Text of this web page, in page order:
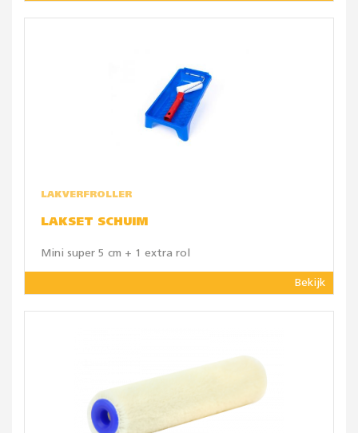
LAKVERFROLLER
LAKSET SCHUIM
Mini super 5 cm + 1 extra rol
Bekijk